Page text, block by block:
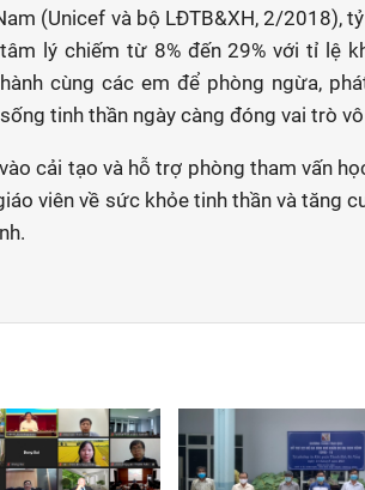
(Unicef và bộ LĐTB&XH, 2/2018),
lý chiếm từ 8% đến 29% với tỉ lệ
cùng các em để phòng ngừa,
tinh thần ngày càng đóng vai trò
cải tạo và hỗ trợ phòng tham vấn
viên về sức khỏe tinh thần và tăng